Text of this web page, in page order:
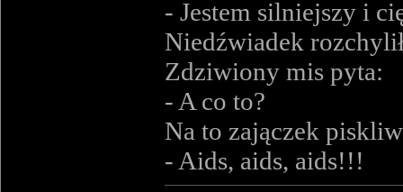
- Jestem silniejszy i
Niedźwiadek
Zdziwiony mis pyta:
- A co to?
Na to zajączek
- Aids, aids, aids!!!